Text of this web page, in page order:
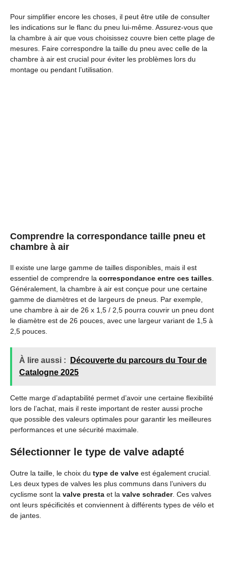
Pour simplifier encore les choses, il peut être utile de consulter
les indications sur le flanc du pneu lui-même. Assurez-vous que
la chambre à air que vous choisissez couvre bien cette plage de
mesures. Faire correspondre la taille du pneu avec celle de la
chambre à air est crucial pour éviter les problèmes lors du
montage ou pendant l’utilisation.
Comprendre la correspondance taille pneu et
chambre à air
Il existe une large gamme de tailles disponibles, mais il est
essentiel de comprendre la correspondance entre ces tailles
Généralement, la chambre à air est conçue pour une certaine
gamme de diamètres et de largeurs de pneus. Par exemple,
une chambre à air de 26 x 1,5 / 2,5 pourra couvrir un pneu dont
le diamètre est de 26 pouces, avec une largeur variant de 1,5 à
2,5 pouces.
À lire aussi :
Découverte du parcours du Tour de
Catalogne 2025
Cette marge d’adaptabilité permet d’avoir une certaine flexibilité
lors de l’achat, mais il reste important de rester aussi proche
que possible des valeurs optimales pour garantir les meilleures
performances et une sécurité maximale.
Sélectionner le type de valve adapté
Outre la taille, le choix du type de valve est également crucial.
Les deux types de valves les plus communs dans l’univers du
cyclisme sont la valve presta et la valve schrader. Ces valves
ont leurs spécificités et conviennent à différents types de vélo et
de jantes.